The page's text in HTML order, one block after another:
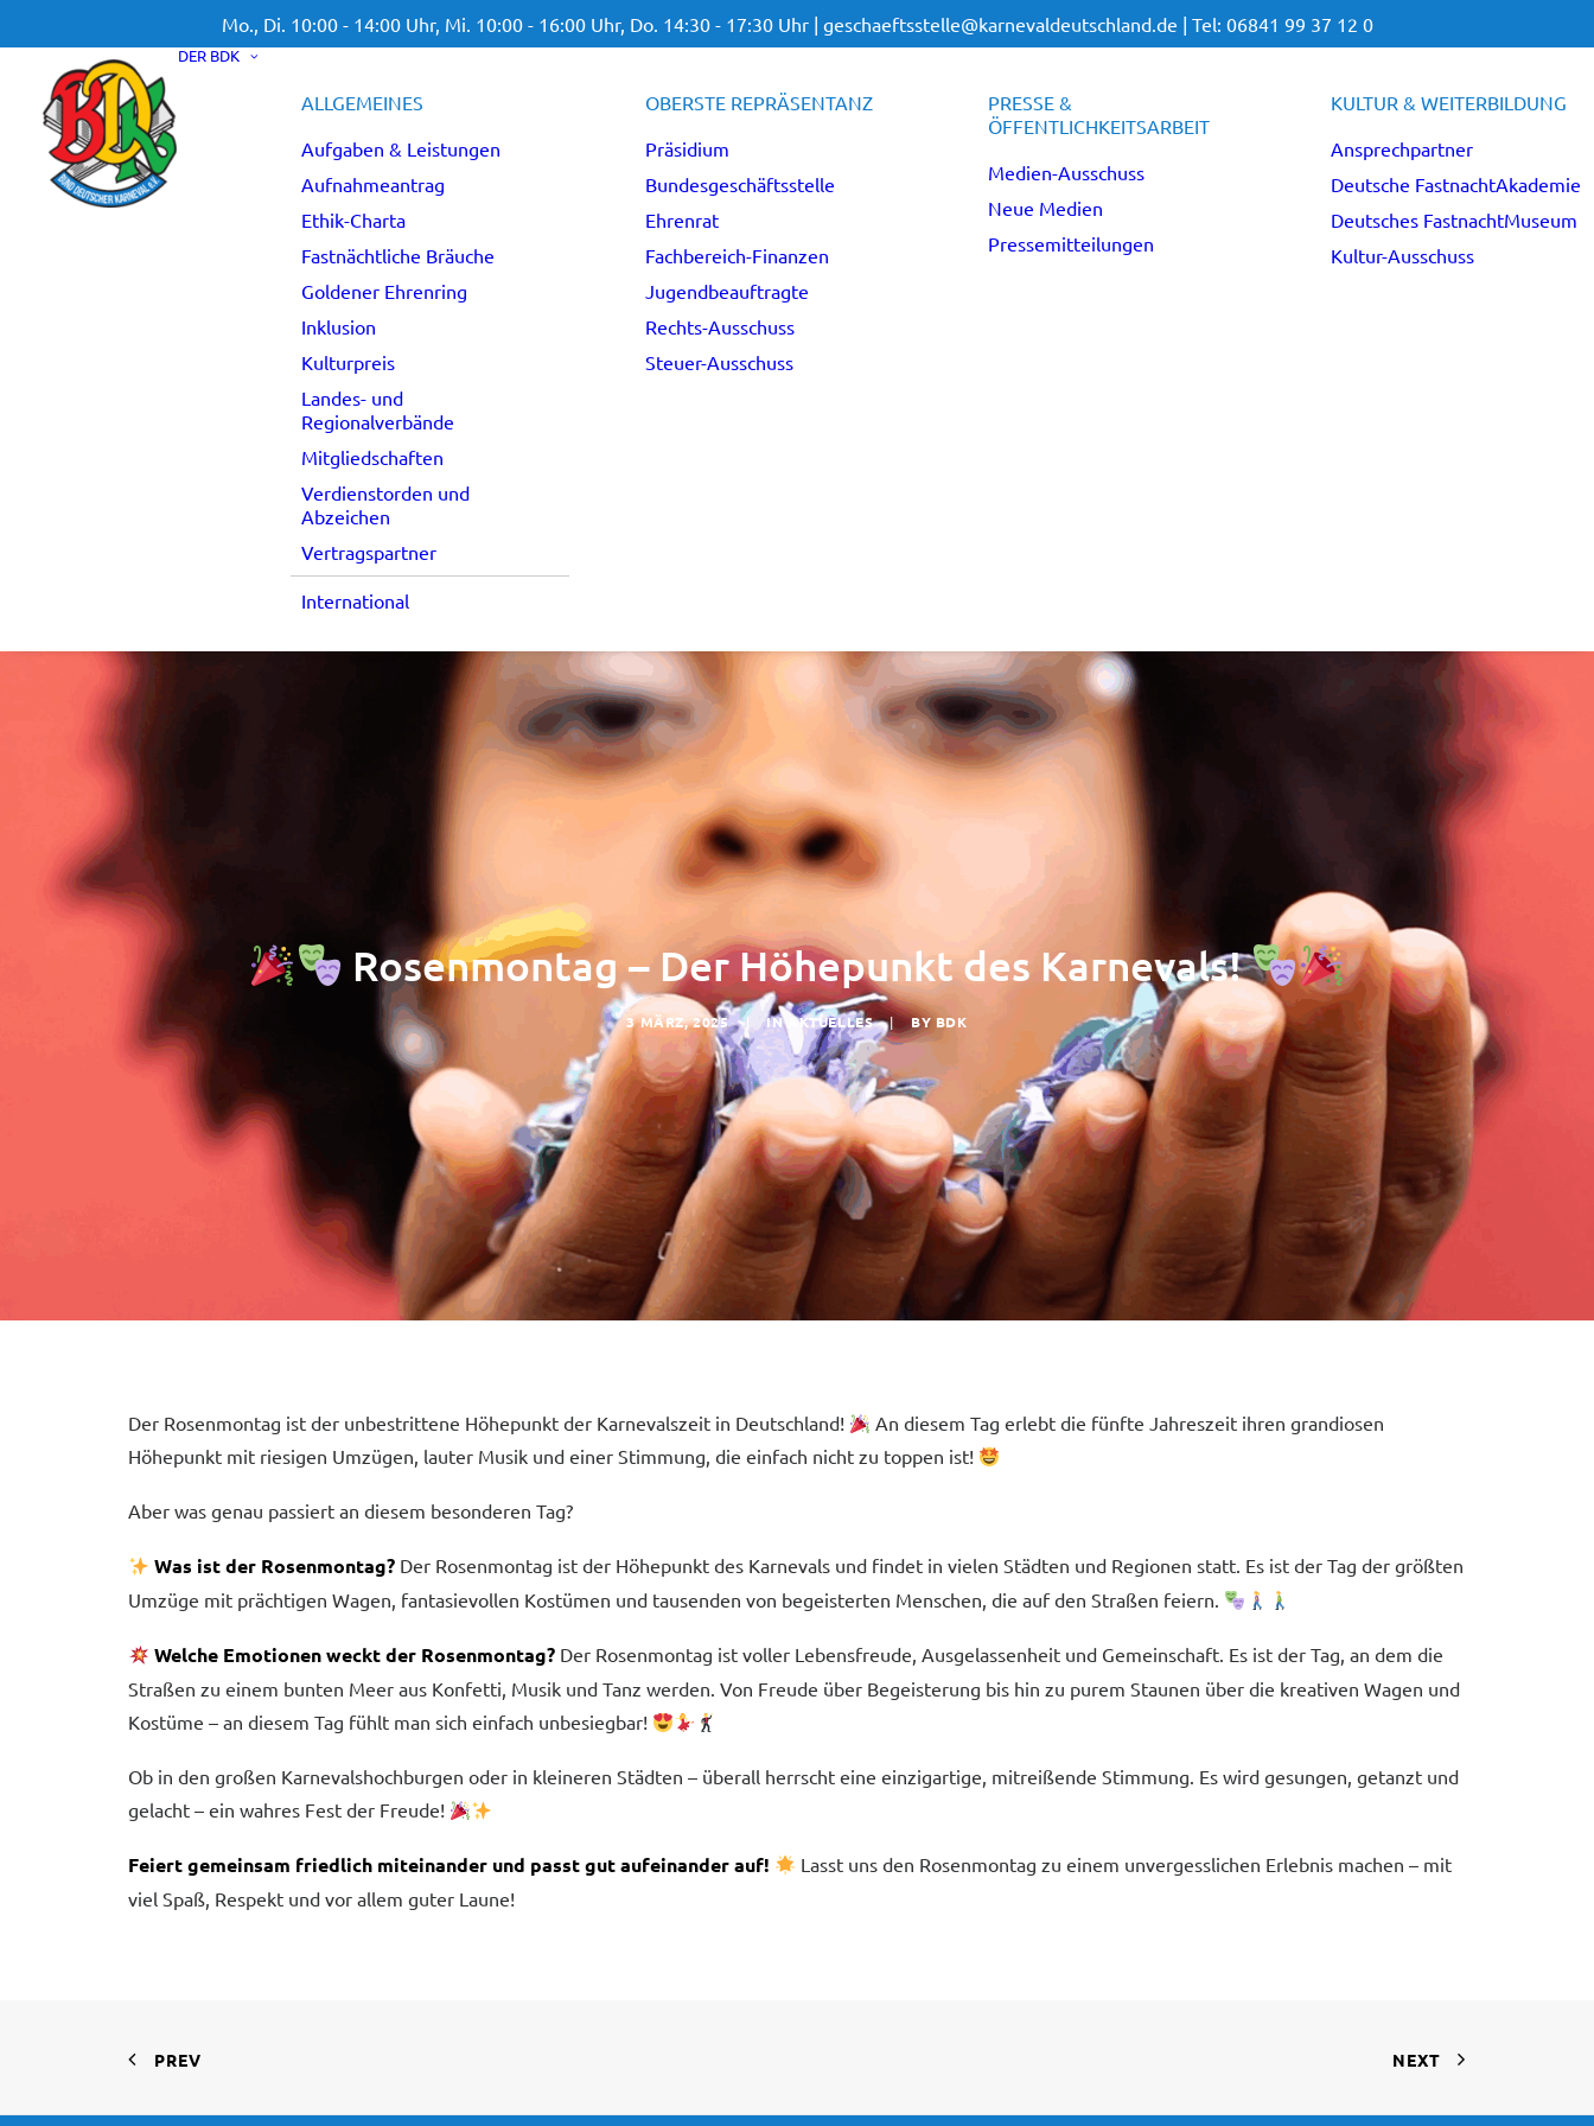
Mo., Di. 10:00 - 14:00 Uhr, Mi. 10:00 - 16:00 Uhr, Do. 14:30 - 17:30 Uhr | geschaeftsstelle@karnevaldeutschland.de | Tel: 06841 99 37 12 0
DER BDK
ALLGEMEINES
Aufgaben & Leistungen
Aufnahmeantrag
Ethik-Charta
Fastnächtliche Bräuche
Goldener Ehrenring
Inklusion
Kulturpreis
Landes- und
Regionalverbände
Mitgliedschaften
Verdienstorden und
Abzeichen
Vertragspartner
International
OBERSTE REPRÄSENTANZ
Präsidium
Bundesgeschäftsstelle
Ehrenrat
Fachbereich-Finanzen
Jugendbeauftragte
Rechts-Ausschuss
Steuer-Ausschuss
PRESSE &
ÖFFENTLICHKEITSARBEIT
Medien-Ausschuss
Neue Medien
Pressemitteilungen
KULTUR & WEITERBILDUNG
Ansprechpartner
Deutsche FastnachtAkademie
Deutsches FastnachtMuseum
Kultur-Ausschuss
Rosenmontag – Der Höhepunkt des Karnevals!
3 MÄRZ, 2025 | IN AKTUELLES | BY BDK
Der Rosenmontag ist der unbestrittene Höhepunkt der Karnevalszeit in Deutschland!
An diesem Tag erlebt die fünfte Jahreszeit ihren grandiosen
Höhepunkt mit riesigen Umzügen, lauter Musik und einer Stimmung, die einfach nicht zu toppen ist!
Aber was genau passiert an diesem besonderen Tag?
Was ist der Rosenmontag? Der Rosenmontag ist der Höhepunkt des Karnevals und findet in vielen Städten und Regionen statt. Es ist der Tag der größten
Umzüge mit prächtigen Wagen, fantasievollen Kostümen und tausenden von begeisterten Menschen, die auf den Straßen feiern.
Welche Emotionen weckt der Rosenmontag? Der Rosenmontag ist voller Lebensfreude, Ausgelassenheit und Gemeinschaft. Es ist der Tag, an dem die
Straßen zu einem bunten Meer aus Konfetti, Musik und Tanz werden. Von Freude über Begeisterung bis hin zu purem Staunen über die kreativen Wagen und
Kostüme – an diesem Tag fühlt man sich einfach unbesiegbar!
Ob in den großen Karnevalshochburgen oder in kleineren Städten – überall herrscht eine einzigartige, mitreißende Stimmung. Es wird gesungen, getanzt und
gelacht – ein wahres Fest der Freude!
Feiert gemeinsam friedlich miteinander und passt gut aufeinander auf!
Lasst uns den Rosenmontag zu einem unvergesslichen Erlebnis machen – mit
viel Spaß, Respekt und vor allem guter Laune!
PREV NEXT